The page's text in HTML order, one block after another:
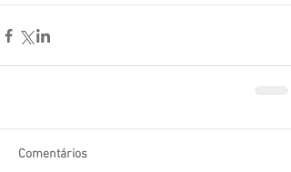
Comentários